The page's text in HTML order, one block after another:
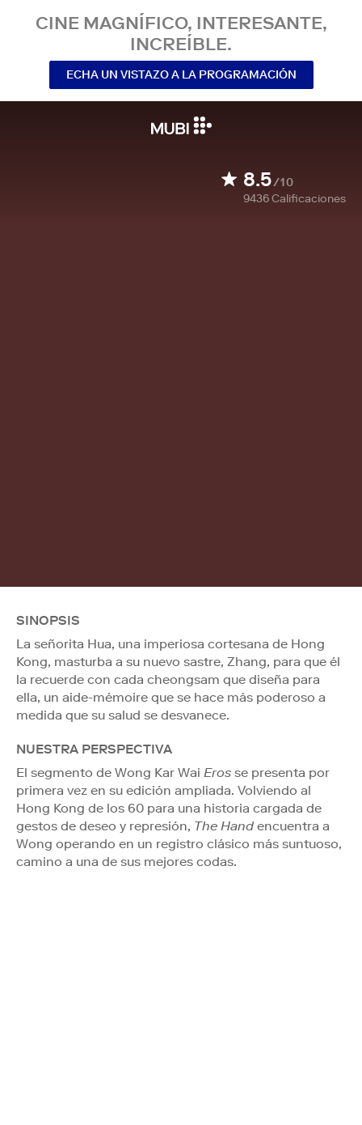
CINE MAGNÍFICO, INTERESANTE,
INCREÍBLE.
ECHA UN VISTAZO A LA PROGRAMACIÓN
8.5/10
9436Calificaciones
SINOPSIS
La señorita Hua, una imperiosa cortesana de Hong
Kong, masturba a su nuevo sastre, Zhang, para que él
la recuerde con cada cheongsam que diseña para
ella, un aide-mémoire que se hace más poderoso a
medida que su salud se desvanece.
NUESTRA PERSPECTIVA
El segmento de Wong Kar Wai Eros se presenta por
primera vez en su edición ampliada. Volviendo al
Hong Kong de los 60 para una historia cargada de
gestos de deseo y represión, The Handencuentra a
Wong operando en un registro clásico más suntuoso,
camino a una de sus mejores codas.